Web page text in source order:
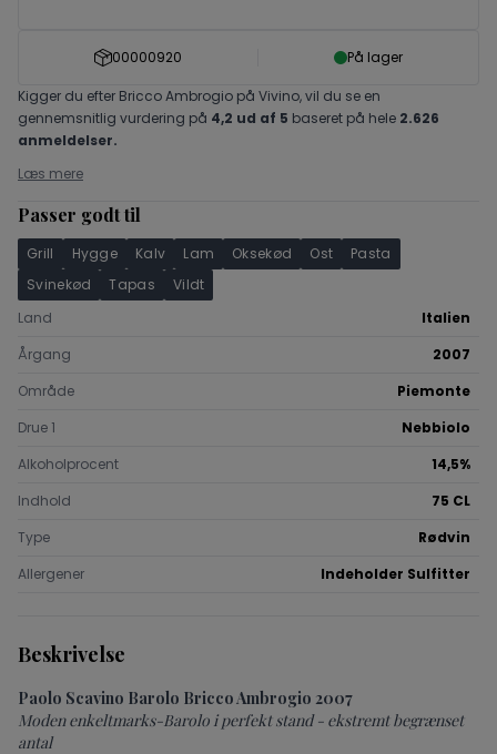
00000920 På lager
Kigger du efter Bricco Ambrogio på Vivino, vil du se en
gennemsnitlig vurdering på 4,2 ud af 5 baseret på hele 2.626
anmeldelser.
Læs mere
Passer godt til
Grill Hygge Kalv Lam Oksekød Ost
Pasta
Svinekød
Tapas
Vildt
Land
Italien
Årgang
2007
Område
Piemonte
Drue 1
Nebbiolo
Alkoholprocent
14,5%
Indhold
75 CL
Type
Rødvin
Allergener
Indeholder Sulfitter
Beskrivelse
Paolo Scavino Barolo Bricco Ambrogio 2007
Moden enkeltmarks-Barolo i perfekt stand - ekstremt begrænset
antal